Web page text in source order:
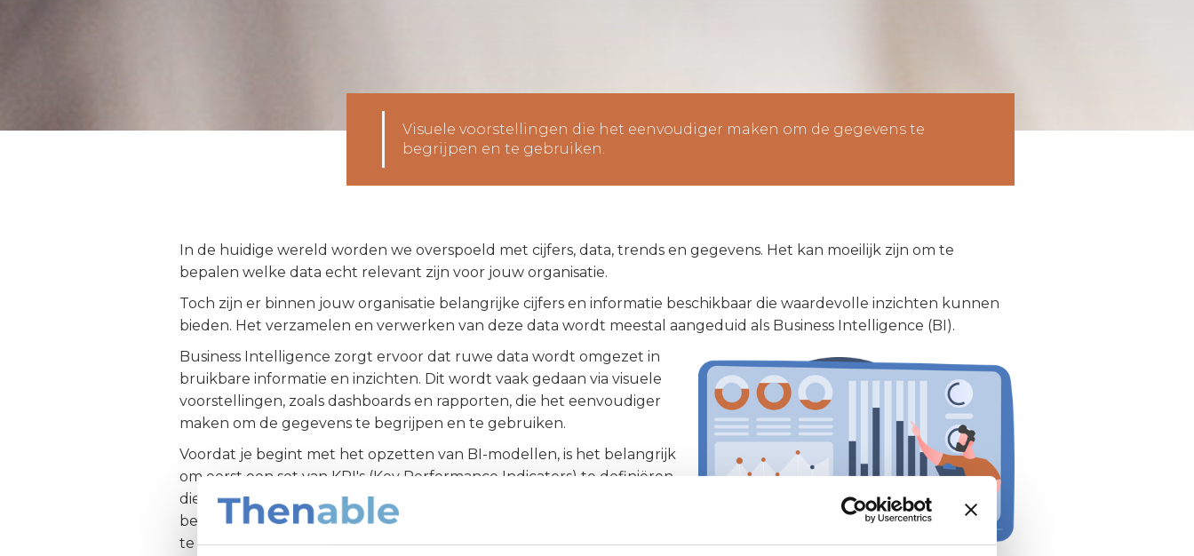
Visuele voorstellingen die het eenvoudiger maken om de gegevens te
begrijpen en te gebruiken.
In de huidige wereld worden we overspoeld met cijfers, data, trends en gegevens. Het kan moeilijk zijn om te
bepalen welke data echt relevant zijn voor jouw organisatie.
Toch zijn er binnen jouw organisatie belangrijke cijfers en informatie beschikbaar die waardevolle inzichten kunnen
bieden. Het verzamelen en verwerken van deze data wordt meestal aangeduid als Business Intelligence (BI).
Business Intelligence zorgt ervoor dat ruwe data wordt omgezet in
bruikbare informatie en inzichten. Dit wordt vaak gedaan via visuele
voorstellingen, zoals dashboards en rapporten, die het eenvoudiger
maken om de gegevens te begrijpen en te gebruiken.
Voordat je begint met het opzetten van BI-modellen, is het belangrijk
om eerst een set van KPI's (Key Performance Indicators) te definiëren
die relevant zijn voor jouw organisatie. KPI's helpen je om snel en met
betere inzichten operationele, financiële en strategische beslissingen
te nemen, gebaseerd op informatie uit zowel interne als externe data.